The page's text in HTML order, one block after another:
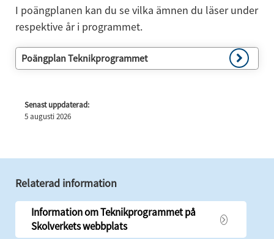
I poängplanen kan du se vilka ämnen du läser under
respektive år i programmet.
Poängplan Teknikprogrammet
Senast uppdaterad:
5 augusti 2026
Relaterad information
Information om Teknikprogrammet på
Skolverkets webbplats